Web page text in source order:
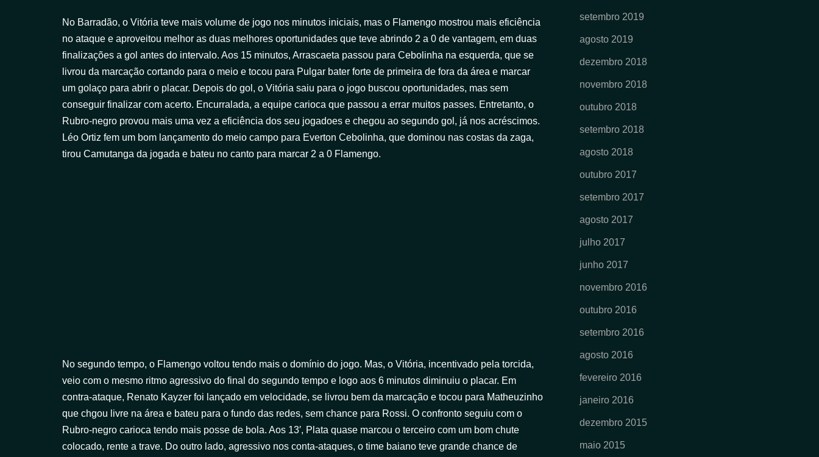
No Barradão, o Vitória teve mais volume de jogo nos minutos iniciais, mas o Flamengo mostrou mais eficiência
no ataque e aproveitou melhor as duas melhores oportunidades que teve abrindo 2 a 0 de vantagem, em duas
finalizações a gol antes do intervalo. Aos 15 minutos, Arrascaeta passou para Cebolinha na esquerda, que se
livrou da marcação cortando para o meio e tocou para Pulgar bater forte de primeira de fora da área e marcar
um golaço para abrir o placar. Depois do gol, o Vitória saiu para o jogo buscou oportunidades, mas sem
conseguir finalizar com acerto. Encurralada, a equipe carioca que passou a errar muitos passes. Entretanto, o
Rubro-negro provou mais uma vez a eficiência dos seu jogadoes e chegou ao segundo gol, já nos acréscimos.
Léo Ortiz fem um bom lançamento do meio campo para Everton Cebolinha, que dominou nas costas da zaga,
tirou Camutanga da jogada e bateu no canto para marcar 2 a 0 Flamengo.
No segundo tempo, o Flamengo voltou tendo mais o domínio do jogo. Mas, o Vitória, incentivado pela torcida,
veio com o mesmo ritmo agressivo do final do segundo tempo e logo aos 6 minutos diminuiu o placar. Em
contra-ataque, Renato Kayzer foi lançado em velocidade, se livrou bem da marcação e tocou para Matheuzinho
que chgou livre na área e bateu para o fundo das redes, sem chance para Rossi. O confronto seguiu com o
Rubro-negro carioca tendo mais posse de bola. Aos 13′, Plata quase marcou o terceiro com um bom chute
colocado, rente a trave. Do outro lado, agressivo nos conta-ataques, o time baiano teve grande chance de
setembro 2019
agosto 2019
dezembro 2018
novembro 2018
outubro 2018
setembro 2018
agosto 2018
outubro 2017
setembro 2017
agosto 2017
julho 2017
junho 2017
novembro 2016
outubro 2016
setembro 2016
agosto 2016
fevereiro 2016
janeiro 2016
dezembro 2015
maio 2015